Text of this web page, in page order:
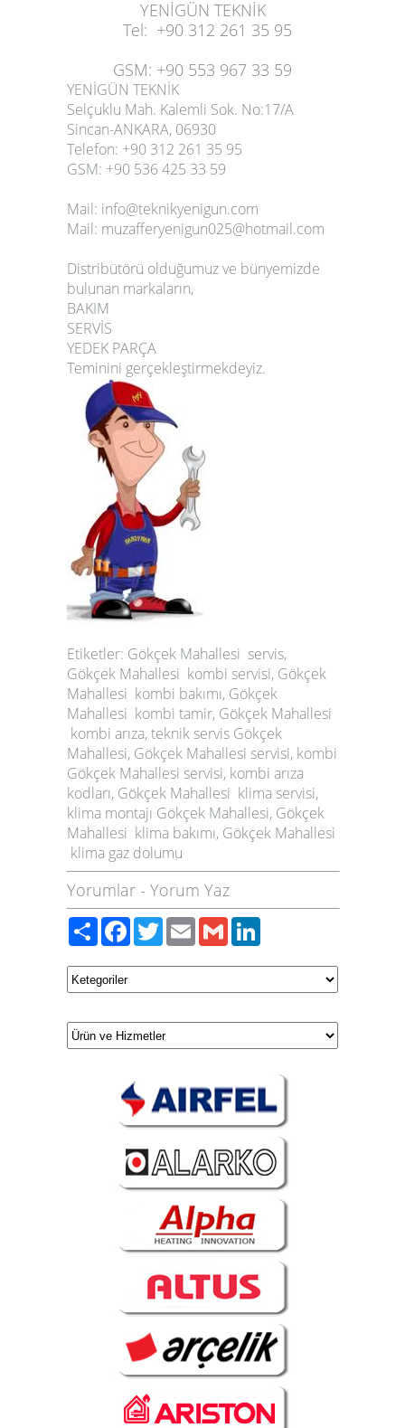
YENİGÜN TEKNİK
Tel: +90 312 261 35 95
GSM: +90 553 967 33 59
YENİGÜN TEKNİK
Selçuklu Mah. Kalemli Sok. No:17/A
Sincan-ANKARA, 06930
Telefon: +90 312 261 35 95
GSM: +90 536 425 33 59
Mail: info@teknikyenigun.com
Mail: muzafferyenigun025@hotmail.com
Distribütörü olduğumuz ve bünyemizde
bulunan markaların,
BAKIM
SERVİS
YEDEK PARÇA
Teminini gerçekleştirmekdeyiz.
Etiketler: Gökçek Mahallesi servis,
Gökçek Mahallesi kombi servisi, Gökçek
Mahallesi kombi bakımı, Gökçek
Mahallesi kombi tamir, Gökçek Mahallesi
kombi arıza, teknik servis Gökçek
Mahallesi, Gökçek Mahallesi servisi, kombi
Gökçek Mahallesi servisi, kombi arıza
kodları, Gökçek Mahallesi klima servisi,
klima montajı Gökçek Mahallesi, Gökçek
Mahallesi klima bakımı, Gökçek Mahallesi
klima gaz dolumu
Yorumlar - Yorum Yaz
PaylaşFacebook
TwitterEmailGmail